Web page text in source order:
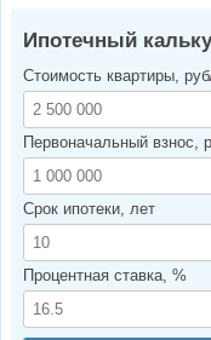
Ипотечный
Стоимость квартиры,
Первоначальный взнос,
Срок ипотеки, лет
Процентная ставка, %